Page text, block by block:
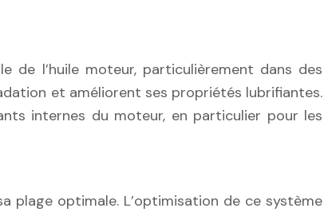
de l’huile moteur, particulièrement dans des
et améliorent ses propriétés lubrifiantes.
internes du moteur, en particulier pour les
plage optimale. L’optimisation de ce système